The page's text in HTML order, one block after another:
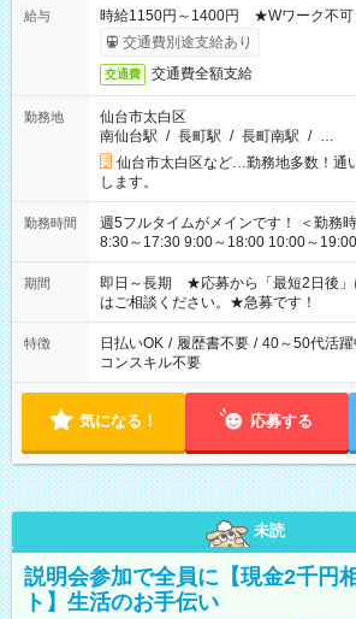
給与
時給1150円～1400円 ★Wワーク不可
交通費別途支給あり
交通費 交通費全額支給
勤務地
仙台市太白区
南仙台駅 / 長町駅 / 長町南駅 / …
仙台市太白区など…勤務地多数！通
します。
勤務時間
週5フルタイムがメインです！ ＜勤務時間の例＞ 8:00～17:00
8:30～17:30 9:00～18:00 10:00～
その他にも勤務時間多数！ 日勤のみ
ご希望を教えてください！
期間
即日～長期 ★応募から「最短2日後」
はご相談ください。★急募です！
特徴 日払いOK / 履歴書不要 / 40～50代活躍
コンスキル不要
気になる！ 応募する
未読
説明会参加で全員に【現金2千円
ト】生活のお手伝い